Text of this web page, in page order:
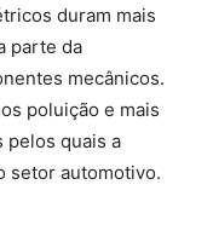
duram mais
parte da
mecânicos.
poluição e mais
quais a
setor automotivo.